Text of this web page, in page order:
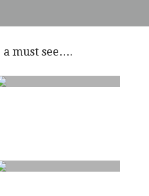
must see….